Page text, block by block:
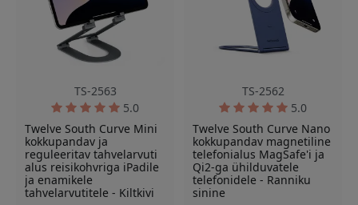
TS-2563
5.0
Twelve South Curve Mini
kokkupandav ja
reguleeritav tahvelarvuti
alus reisikohvriga iPadile
ja enamikele
tahvelarvutitele - Kiltkivi
TS-2562
5.0
Twelve South Curve Nano
kokkupandav magnetiline
telefonialus MagSafe'i ja
Qi2-ga ühilduvatele
telefonidele - Ranniku
sinine